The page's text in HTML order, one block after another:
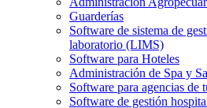
Guarderías
Software de sistema de
laboratorio (LIMS)
Software para Hoteles
Administración de Spa y
Software para agencias de
Software de gestión